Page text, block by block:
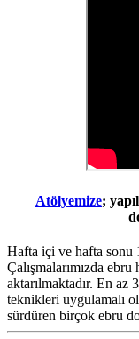
Atölyemize;
Hafta içi ve hafta sonu
Çalışmalarımızda
aktarılmaktadır. En az
teknikleri uygulamalı
sürdüren birçok ebru